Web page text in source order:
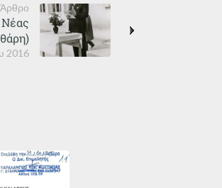
2016
Νέας